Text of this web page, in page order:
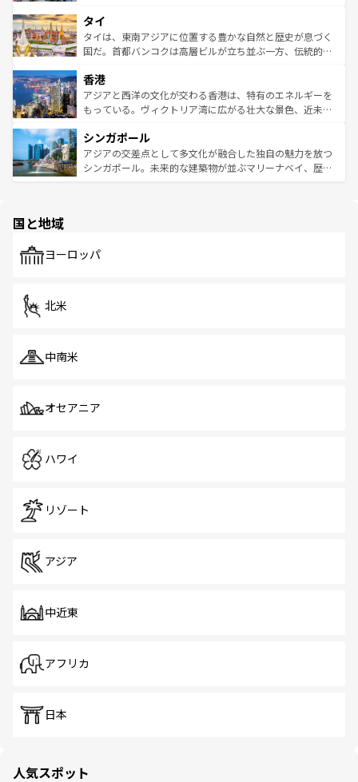
リティに包まれながら、韓国の多彩な魅力を心ゆくまで味
わってみてほしい。 なお、新着の韓国情報はコンテンツ一
覧を参照してほしい。
急速な発展と共に伝統が息づく。ハノイの古い町並みやホ
ーチミン市のフランス統治時代の建物も、独特の雰囲気を
醸し出している。また、バラエティの豊かさとおいしさで
とつ。フォーやバインミー、ベトナムコーヒーなどは、ぜ
ひ現地で味わいたい。どの地域を訪れてもあたたかい人々
が旅行者を迎えてくれるので、きっと忘れられない旅にな
参照してほしい。
タイ
タイは、東南アジアに位置する豊かな自然と歴史が息づく
国だ。首都バンコクは高層ビルが立ち並ぶ一方、伝統的な
の活気が交差している。北部ではチェンマイなどの山岳地
帯で自然と触れ合い、南部ではプーケットやクラビの美し
いビーチでリゾート気分を楽しむことができる。タイ料理
激する。気候は一年中温暖で、どの季節にも異なる楽しみ
が待っている。親しみやすいタイの人々、仏教を中心とし
た文化、そして多様な観光資源が、訪れる旅人を魅了し続
香港
アジアと西洋の文化が交わる香港は、特有のエネルギーを
もっている。ヴィクトリア湾に広がる壮大な景色、近未来
み、どこを訪れても感動するはず。観光スポットが密集し
ており、効率よく見どころを回れるのも魅力。息をのむよ
うな絶景から文化的な体験まで、香港を存分に楽しみ尽く
シンガポール
アジアの交差点として多文化が融合した独自の魅力を放つ
シンガポール。未来的な建築物が並ぶマリーナベイ、歴史
で、ホーカーズは地元の風情を楽しめる外せないスポット
国と地域
ヨーロッパ
北米
中南米
オセアニア
ハワイ
リゾート
アジア
中近東
アフリカ
日本
人気スポット